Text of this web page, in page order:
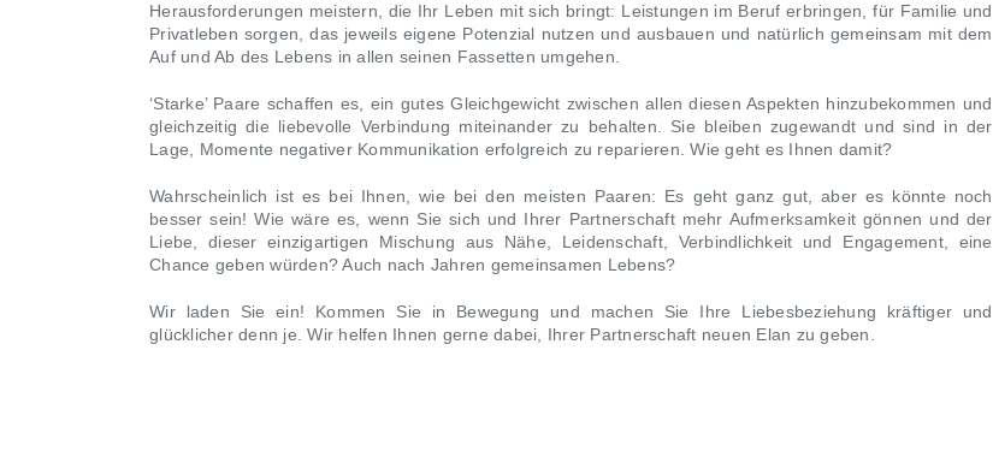
Herausforderungen meistern, die Ihr Leben mit sich bringt: Leistungen im Beruf erbringen, für Familie und
Privatleben sorgen, das jeweils eigene Potenzial nutzen und ausbauen und natürlich gemeinsam mit dem
Auf und Ab des Lebens in allen seinen Fassetten umgehen.
‘Starke’ Paare schaffen es, ein gutes Gleichgewicht zwischen allen diesen Aspekten hinzubekommen und
gleichzeitig die liebevolle Verbindung miteinander zu behalten. Sie bleiben zugewandt und sind in der
Lage, Momente negativer Kommunikation erfolgreich zu reparieren. Wie geht es Ihnen damit?
Wahrscheinlich ist es bei Ihnen, wie bei den meisten Paaren: Es geht ganz gut, aber es könnte noch
besser sein! Wie wäre es, wenn Sie sich und Ihrer Partnerschaft mehr Aufmerksamkeit gönnen und der
Liebe, dieser einzigartigen Mischung aus Nähe, Leidenschaft, Verbindlichkeit und Engagement, eine
Chance geben würden? Auch nach Jahren gemeinsamen Lebens?
Wir laden Sie ein! Kommen Sie in Bewegung und machen Sie Ihre Liebesbeziehung kräftiger und
glücklicher denn je. Wir helfen Ihnen gerne dabei, Ihrer Partnerschaft neuen Elan zu geben.